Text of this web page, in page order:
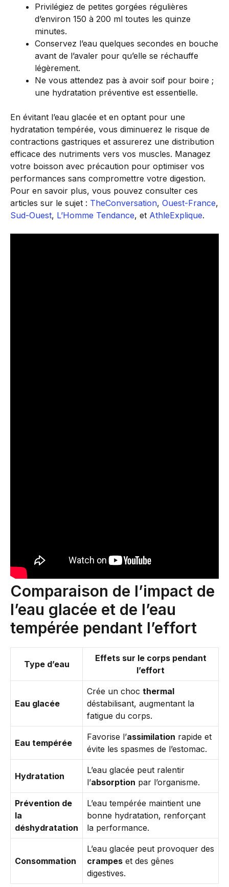
Privilégiez de petites gorgées régulières
d’environ 150 à 200 ml toutes les quinze
minutes.
Conservez l’eau quelques secondes en bouche
avant de l’avaler pour qu’elle se réchauffe
légèrement.
Ne vous attendez pas à avoir soif pour boire ;
une hydratation préventive est essentielle.
En évitant l’eau glacée et en optant pour une
hydratation tempérée, vous diminuerez le risque de
contractions gastriques et assurerez une distribution
efficace des nutriments vers vos muscles. Managez
votre boisson avec précaution pour optimiser vos
performances sans compromettre votre digestion.
Pour en savoir plus, vous pouvez consulter ces
articles sur le sujet : TheConversation, Ouest-France,
Sud-Ouest, L’Homme Tendance, et AthleExplique.
Comparaison de l’impact de
l’eau glacée et de l’eau
tempérée pendant l’effort
Type d’eau
Effets sur le corps pendant
l’effort
Eau glacée
Crée un choc thermal
déstabilisant, augmentant la
fatigue du corps.
Eau tempérée
Favorise l’assimilation rapide et
évite les spasmes de l’estomac.
Hydratation
L’eau glacée peut ralentir
l’absorption par l’organisme.
Prévention de
la
déshydratation
L’eau tempérée maintient une
bonne hydratation, renforçant
la performance.
Consommation
L’eau glacée peut provoquer des
crampes et des gênes
digestives.